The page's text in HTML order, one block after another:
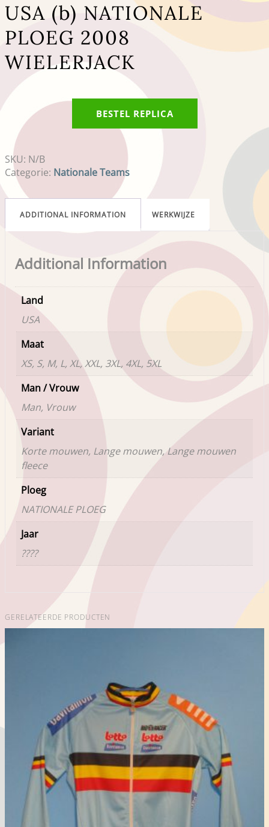
USA (b) NATIONALE
PLOEG 2008
WIELERJACK
BESTEL REPLICA
SKU: N/B
Categorie: Nationale Teams
ADDITIONAL INFORMATION WERKWIJZE
Additional Information
Land
USA
Maat
XS, S, M, L, XL, XXL, 3XL, 4XL, 5XL
Man / Vrouw
Man, Vrouw
Variant
Korte mouwen, Lange mouwen, Lange mouwen
fleece
Ploeg
NATIONALE PLOEG
Jaar
????
GERELATEERDE PRODUCTEN